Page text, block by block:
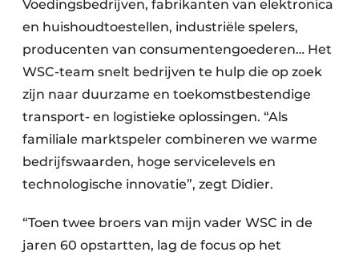
Voedingsbedrijven, fabrikanten van elektronica
en huishoudtoestellen, industriële spelers,
producenten van consumentengoederen… Het
WSC-team snelt bedrijven te hulp die op zoek
zijn naar duurzame en toekomstbestendige
transport- en logistieke oplossingen. “Als
familiale marktspeler combineren we warme
bedrijfswaarden, hoge servicelevels en
technologische innovatie”, zegt Didier.
“Toen twee broers van mijn vader WSC in de
jaren 60 opstartten, lag de focus op het